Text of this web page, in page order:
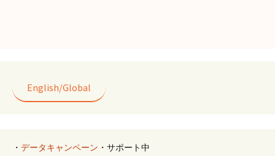
k
English/Global
・ データキャンペーン ・サポート中